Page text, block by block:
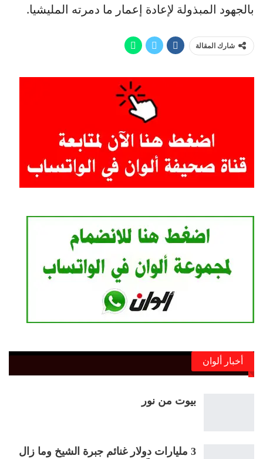
بالجهود المبذولة لإعادة إعمار ما دمرته المليشيا.
شارك المقالة
أخبار ألوان
بيوت من نور
3 مليارات دولار غنائم جبرة الشيخ وما زال